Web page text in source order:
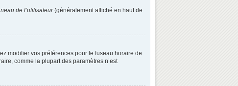
de l’utilisateur(généralement affiché en haut de
modifier vos préférences pour le fuseau horaire de
comme la plupart des paramètres n’est